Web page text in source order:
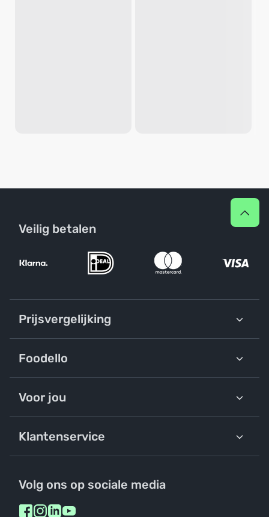
Veilig betalen
Prijsvergelijking
Foodello
Voor jou
Klantenservice
Volg ons op sociale media